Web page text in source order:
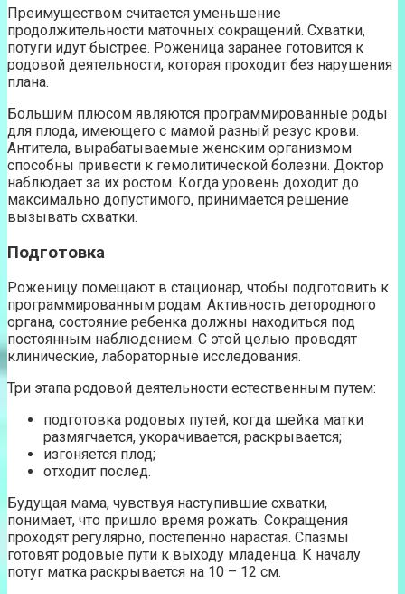
Преимуществом считается уменьшение
продолжительности маточных сокращений. Схватки,
потуги идут быстрее. Роженица заранее готовится к
родовой деятельности, которая проходит без нарушения
плана.
Большим плюсом являются программированные роды
для плода, имеющего с мамой разный резус крови.
Антитела, вырабатываемые женским организмом
способны привести к гемолитической болезни. Доктор
наблюдает за их ростом. Когда уровень доходит до
максимально допустимого, принимается решение
вызывать схватки.
Подготовка
Роженицу помещают в стационар, чтобы подготовить к
программированным родам. Активность детородного
органа, состояние ребенка должны находиться под
постоянным наблюдением. С этой целью проводят
клинические, лабораторные исследования.
Три этапа родовой деятельности естественным путем:
подготовка родовых путей, когда шейка матки
размягчается, укорачивается, раскрывается;
изгоняется плод;
отходит послед.
Будущая мама, чувствуя наступившие схватки,
понимает, что пришло время рожать. Сокращения
проходят регулярно, постепенно нарастая. Спазмы
готовят родовые пути к выходу младенца. К началу
потуг матка раскрывается на 10 – 12 см.